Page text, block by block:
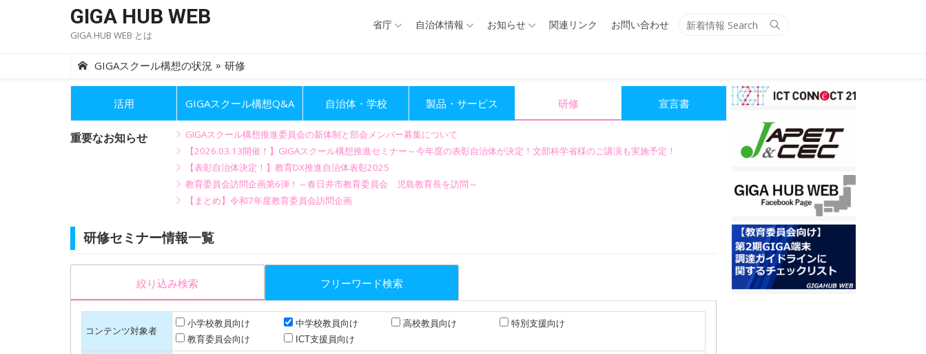
GIGA HUB WEB
GIGA HUB WEB とは
Search
省庁 自治体情報 お知らせ 関連リンク お問い合わせ
GIGAスクール構想の状況 » 研修
活用 GIGAスクール構想Q&A 自治体・学校 製品・サービス 研修 宣言書
重要なお知らせ
GIGAスクール構想推進委員会の新体制と部会メンバー募集について
【2026.03.13開催！】GIGAスクール構想推進セミナー～今年度の表彰自治体が決定！文部科学省様のご講演も実施予定！
【表彰自治体決定！】教育DX推進自治体表彰2025
教育委員会訪問企画第6弾！～春日井市教育委員会 児島教育長を訪問～
【まとめ】令和7年度教育委員会訪問企画
研修セミナー情報一覧
絞り込み検索 フリーワード検索
コンテンツ対象者
小学校教員向け 中学校教員向け 高校教員向け
特別支援向け
教育委員会向け
ICT支援員向け